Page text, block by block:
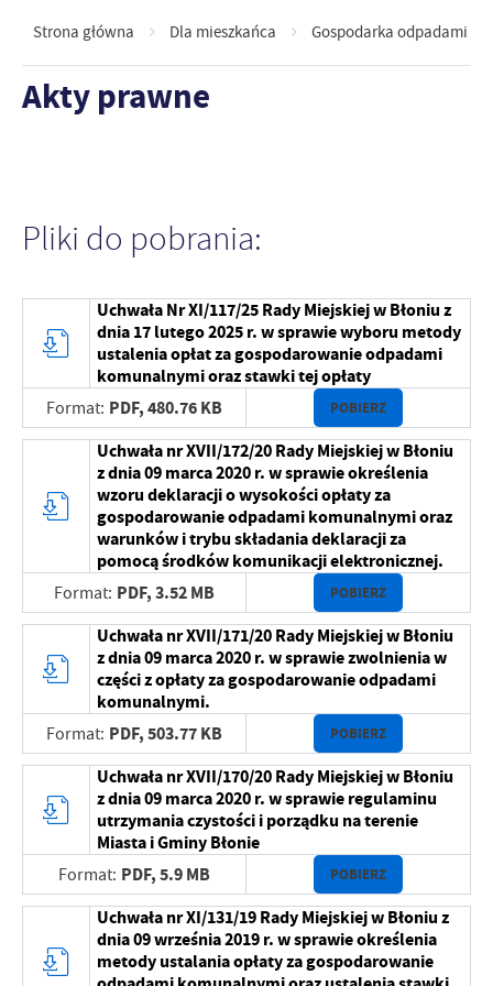
Strona główna Dla mieszkańca Gospodarka odpadami
Akty prawne
Pliki do pobrania:
Uchwała Nr XI/117/25 Rady Miejskiej w Błoniu z
dnia 17 lutego 2025 r. w sprawie wyboru metody
ustalenia opłat za gospodarowanie odpadami
komunalnymi oraz stawki tej opłaty
Format: PDF,480.76 KB POBIERZ
Uchwała nr XVII/172/20 Rady Miejskiej w Błoniu
z dnia 09 marca 2020 r. w sprawie określenia
wzoru deklaracji o wysokości opłaty za
gospodarowanie odpadami komunalnymi oraz
warunków i trybu składania deklaracji za
pomocą środków komunikacji elektronicznej.
Format: PDF,3.52 MB POBIERZ
Uchwała nr XVII/171/20 Rady Miejskiej w Błoniu
z dnia 09 marca 2020 r. w sprawie zwolnienia w
części z opłaty za gospodarowanie odpadami
komunalnymi.
Format: PDF,503.77 KB POBIERZ
Uchwała nr XVII/170/20 Rady Miejskiej w Błoniu
z dnia 09 marca 2020 r. w sprawie regulaminu
utrzymania czystości i porządku na terenie
Miasta i Gminy Błonie
Format: PDF,5.9 MB POBIERZ
Uchwała nr XI/131/19 Rady Miejskiej w Błoniu z
dnia 09 września 2019 r. w sprawie określenia
metody ustalania opłaty za gospodarowanie